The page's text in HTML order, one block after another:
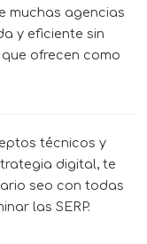
muchas agencias
y eficiente sin
ofrecen como
técnicos y
digital, te
seo con todas
las SERP.